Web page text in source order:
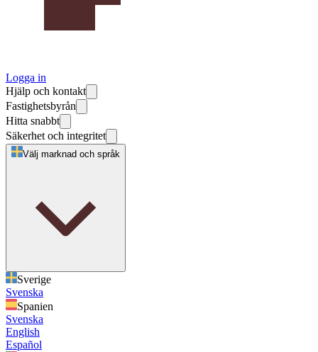
Logga in
Hjälp och kontakt
Fastighetsbyrån
Hitta snabbt
Säkerhet och integritet
Välj marknad och språk
Sverige
Svenska
Spanien
Svenska
English
Español